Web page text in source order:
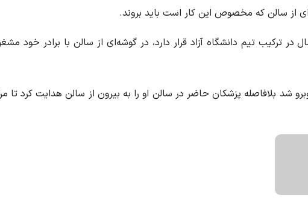
از سالن که مخصوص این کار است باید بروند.
ترکیب تیم دانشگاه آزاد قرار دارد، در گوشه‌ای از سالن با برادر خود
شد بلافاصله پزشکان حاضر در سالن او را به بیرون از سالن هدایت کرد تا